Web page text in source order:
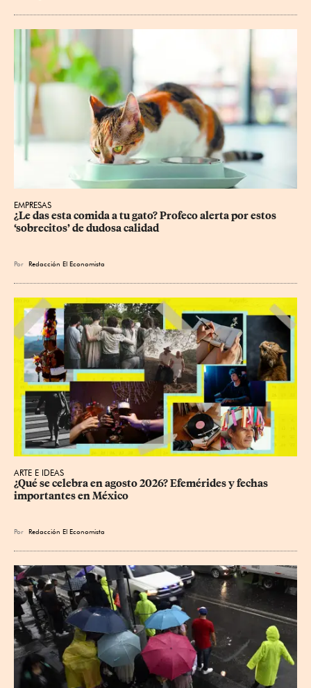
EMPRESAS
¿Le das esta comida a tu gato? Profeco alerta por estos
‘sobrecitos’ de dudosa calidad
Por Redacción El Economista
ARTE E IDEAS
¿Qué se celebra en agosto 2026? Efemérides y fechas
importantes en México
Por Redacción El Economista